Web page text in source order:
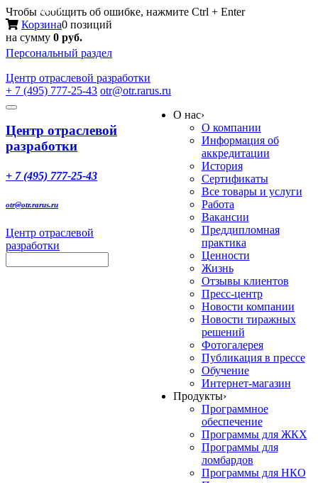
Чтобы сообщить об ошибке, нажмите Ctrl + Enter
Корзина0 позиций
на сумму 0 руб.
Персональный раздел
Центр отраслевой разработки
+ 7 (495) 777-25-43 otr@otr.rarus.ru
Toggle
Меню
Центр отраслевой
разработки
+ 7 (495) 777-25-43
otr@otr.rarus.ru
Центр отраслевой
разработки
О нас›
О компании
Информация об
аккредитации
История
Сертификаты
Все товары и услуги
Работа
Вакансии
Преддипломная
практика
Ценности
Жизнь
Отзывы клиентов
Пресс-центр
Новости компании
Новости тиражных
решений
Фотогалерея
Публикация в прессе
Обучение
Интернет-магазин
Продукты›
Программное
обеспечение
Программы для ЖКХ
Программы для
ломбардов
Программы для НКО